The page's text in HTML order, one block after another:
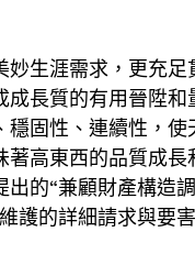
生涯需求，更充
長質的有用晉陞
固性、連續性，
高東西的品質成
的“兼顧財產構造
護的詳細請求與要